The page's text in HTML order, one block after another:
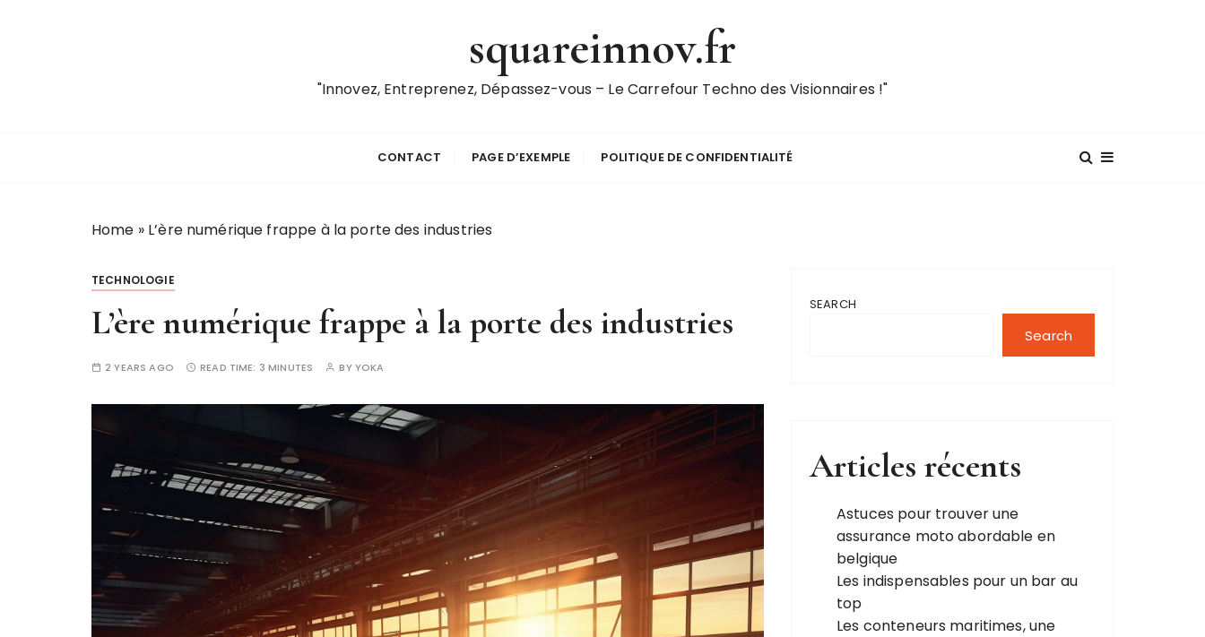
squareinnov.fr
"Innovez, Entreprenez, Dépassez-vous – Le Carrefour Techno des Visionnaires !"
CONTACT PAGE D’EXEMPLE POLITIQUE DE CONFIDENTIALITÉ
Home » L’ère numérique frappe à la porte des industries
TECHNOLOGIE
L’ère numérique frappe à la porte des industries
2 YEARS AGO READ TIME: 3 MINUTES BYYOKA
SEARCH
Search
Articles récents
Astuces pour trouver une
assurance moto abordable en
belgique
Les indispensables pour un bar au
top
Les conteneurs maritimes, une